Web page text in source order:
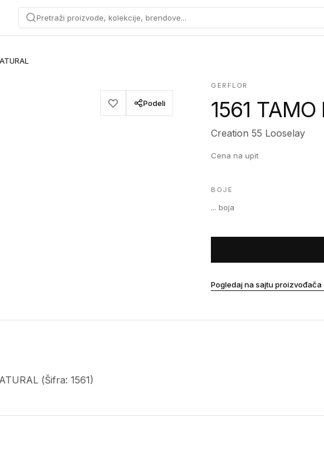
Pretraži proizvode, kolekcije, brendove...
Podeli
GERFLOR
1561
Creation 55 Looselay
Cena na upit
BOJE
... boja
Pogledaj na sajtu proizvođača
(Šifra: 1561)